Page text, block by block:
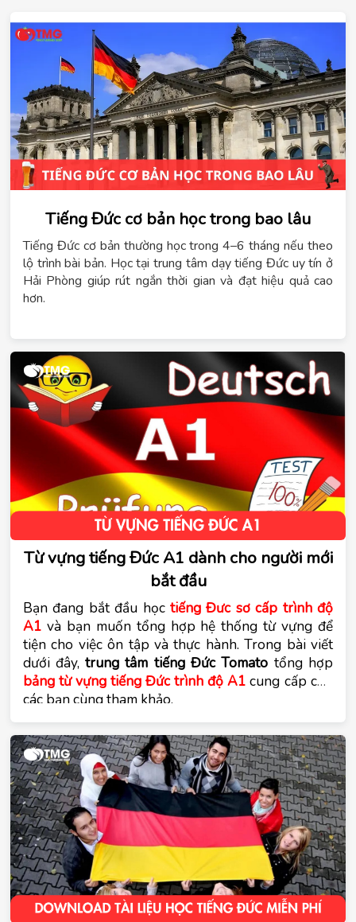
Tiếng Đức cơ bản học trong bao lâu
Tiếng Đức cơ bản thường học trong 4–6 tháng nếu theo
lộ trình bài bản. Học tại trung tâm dạy tiếng Đức uy tín ở
Hải Phòng giúp rút ngắn thời gian và đạt hiệu quả cao
hơn.
Từ vựng tiếng Đức A1 dành cho người mới
bắt đầu
Bạn đang bắt đầu học tiếng Đưc sơ cấp trình độ
A1 và bạn muốn tổng hợp hệ thống từ vựng để
tiện cho việc ôn tập và thực hành. Trong bài viết
dưới đây, trung tâm tiếng Đức Tomato
bảng từ vựng tiếng Đức trình độ A1 cung cấp cho
các bạn cùng tham khảo.